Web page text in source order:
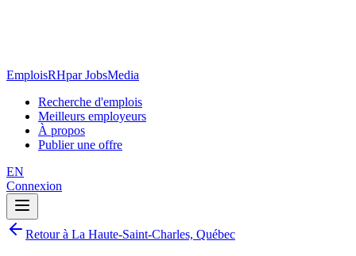
EmploisRHpar JobsMedia
Recherche d'emplois
Meilleurs employeurs
À propos
Publier une offre
EN
Connexion
Retour à La Haute-Saint-Charles, Québec